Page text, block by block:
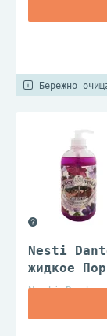
Бережно
Nesti
жидкое
Nesti Dante